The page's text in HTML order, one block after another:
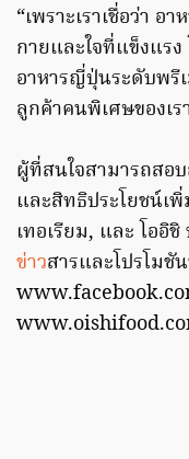
“เพราะเราเชื่อว่า
กายและใจที่แข็งแร
อาหารญี่ปุ่นระดับพรี
ลูกค้าคนพิเศษของเร
ผู้ที่สนใจสามารถสอ
และสิทธิประโยชน์เ
เทอเรียม, และ โอ
ข่าวสารและโปรโมชั